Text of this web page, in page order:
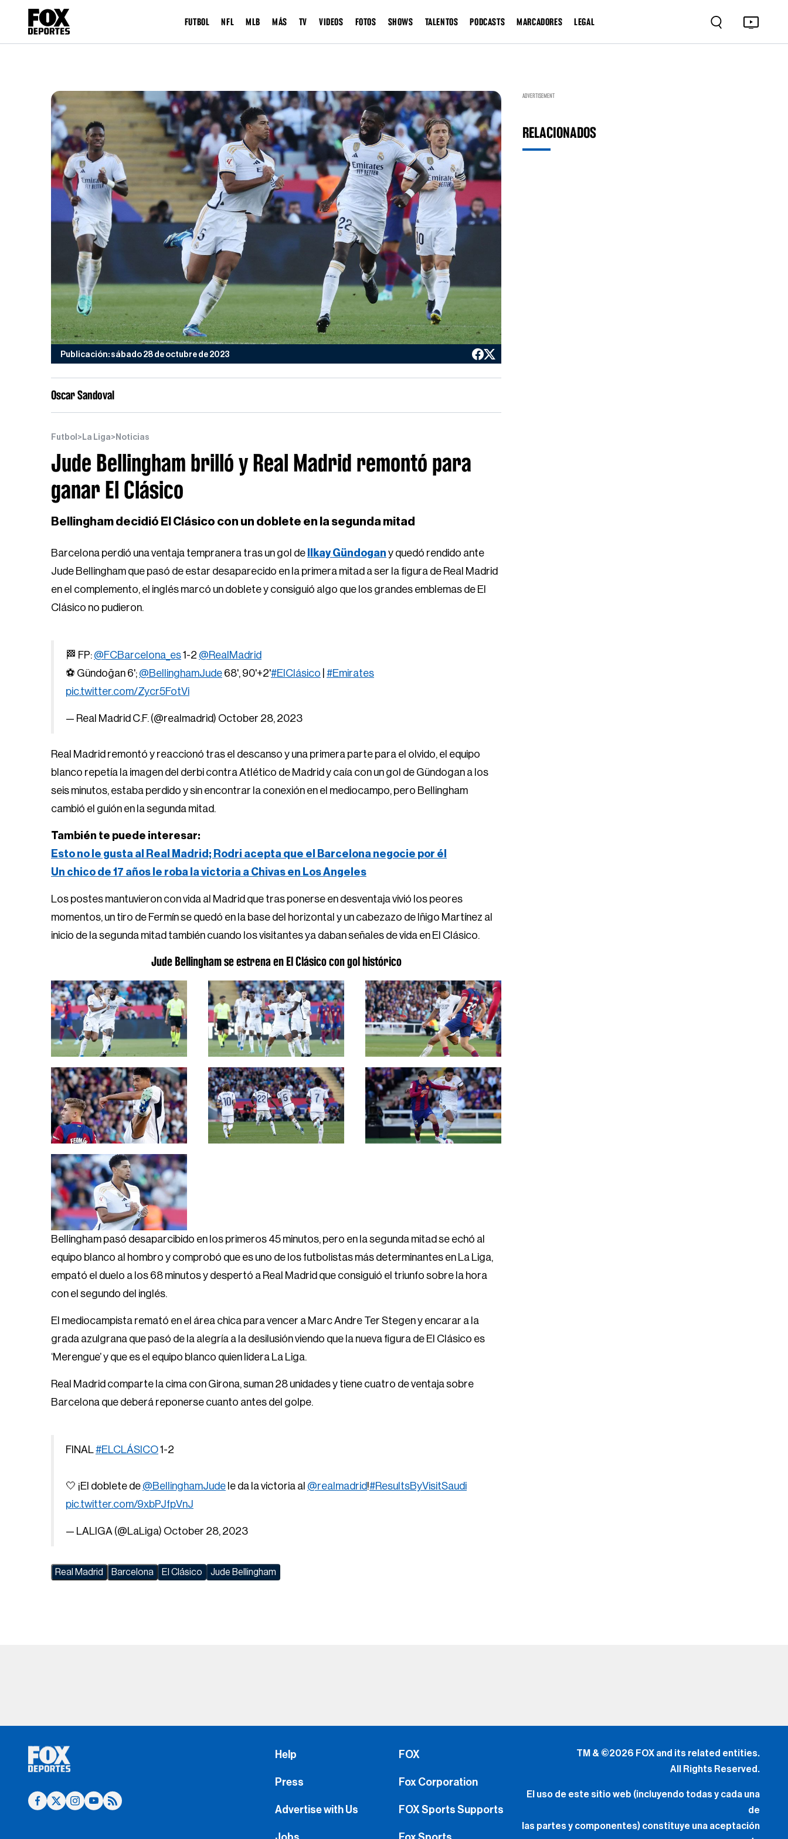
FUTBOL NFL MLB MÁS TV VIDEOS FOTOS SHOWS TALENTOS PODCASTS MARCADORES LEGAL
Publicación: sábado 28 de octubre de 2023
Oscar Sandoval
Futbol > La Liga> Noticias
Jude Bellingham brilló y Real Madrid remontó para
ganar El Clásico
Bellingham decidió El Clásico con un doblete en la segunda mitad
Barcelona perdió una ventaja tempranera tras un gol de Ilkay Gündogan y quedó rendido ante
Jude Bellingham que pasó de estar desaparecido en la primera mitad a ser la figura de Real Madrid
en el complemento, el inglés marcó un doblete y consiguió algo que los grandes emblemas de El
Clásico no pudieron.
🏁 FP: @FCBarcelona_es1-2 @RealMadrid
⚽ Gündoğan 6'; @BellinghamJude 68', 90'+2'#ElClásico
#Emirates
pic.twitter.com/Zycr5FotVi
— Real Madrid C.F. (@realmadrid) October 28, 2023
Real Madrid remontó y reaccionó tras el descanso y una primera parte para el olvido, el equipo
blanco repetía la imagen del derbi contra Atlético de Madrid y caía con un gol de Gündogan a los
seis minutos, estaba perdido y sin encontrar la conexión en el mediocampo, pero Bellingham
cambió el guión en la segunda mitad.
También te puede interesar:
Esto no le gusta al Real Madrid; Rodri acepta que el Barcelona negocie por él
Un chico de 17 años le roba la victoria a Chivas en Los Angeles
Los postes mantuvieron con vida al Madrid que tras ponerse en desventaja vivió los peores
momentos, un tiro de Fermín se quedó en la base del horizontal y un cabezazo de Iñigo Martínez al
inicio de la segunda mitad también cuando los visitantes ya daban señales de vida en El Clásico.
Jude Bellingham se estrena en El Clásico con gol histórico
Bellingham pasó desaparcibido en los primeros 45 minutos, pero en la segunda mitad se echó al
equipo blanco al hombro y comprobó que es uno de los futbolistas más determinantes en La Liga,
empató el duelo a los 68 minutos y despertó a Real Madrid que consiguió el triunfo sobre la hora
con el segundo del inglés.
El mediocampista remató en el área chica para vencer a Marc Andre Ter Stegen y encarar a la
grada azulgrana que pasó de la alegría a la desilusión viendo que la nueva figura de El Clásico es
‘Merengue’ y que es el equipo blanco quien lidera La Liga.
Real Madrid comparte la cima con Girona, suman 28 unidades y tiene cuatro de ventaja sobre
Barcelona que deberá reponerse cuanto antes del golpe.
FINAL#ELCLÁSICO1-2
🤍 ¡El doblete de @BellinghamJude le da la victoria al @realmadrid!#ResultsByVisitSaudi
pic.twitter.com/9xbPJfpVnJ
— LALIGA (@LaLiga) October 28, 2023
Real Madrid Barcelona El Clásico Jude Bellingham
ADVERTISEMENT
RELACIONADOS
Advertise with Us
Jobs
FS1
FOX Sports Supports
Fox Sports
de
las partes y componentes) constituye una aceptación
Política de Privacidad.
Tus Opciones de Privacidad